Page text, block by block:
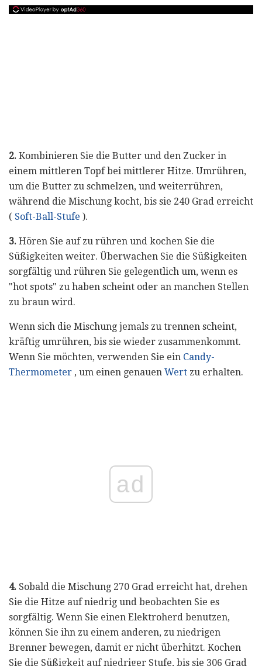
2. Kombinieren Sie die Butter und den Zucker in
einem mittleren Topf bei mittlerer Hitze. Umrühren,
um die Butter zu schmelzen, und weiterrühren,
während die Mischung kocht, bis sie 240 Grad erreicht
( Soft-Ball-Stufe ).
3. Hören Sie auf zu rühren und kochen Sie die
Süßigkeiten weiter. Überwachen Sie die Süßigkeiten
sorgfältig und rühren Sie gelegentlich um, wenn es
"hot spots" zu haben scheint oder an manchen Stellen
zu braun wird.
Wenn sich die Mischung jemals zu trennen scheint,
kräftig umrühren, bis sie wieder zusammenkommt.
Wenn Sie möchten, verwenden Sie ein Candy-
Thermometer , um einen genauen Wert zu erhalten.
ad
4. Sobald die Mischung 270 Grad erreicht hat, drehen
Sie die Hitze auf niedrig und beobachten Sie es
sorgfältig. Wenn Sie einen Elektroherd benutzen,
können Sie ihn zu einem anderen, zu niedrigen
Brenner bewegen, damit er nicht überhitzt. Kochen
Sie die Süßigkeit auf niedriger Stufe, bis sie 306 Grad